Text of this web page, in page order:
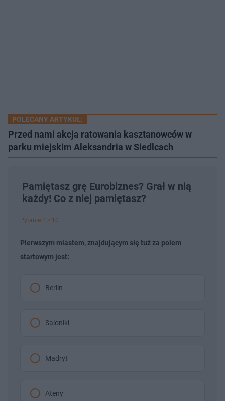
POLECANY ARTYKUŁ:
Przed nami akcja ratowania kasztanowców w
parku miejskim Aleksandria w Siedlcach
Pamiętasz grę Eurobiznes? Grał w nią
każdy! Co z niej pamiętasz?
Pytanie 1 z 10
Pierwszym miastem, znajdującym się tuż za polem
startowym jest:
Berlin
Saloniki
Madryt
Ateny